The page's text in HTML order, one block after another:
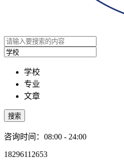
学校
专业
文章
搜索
咨询时间：08:00 - 24:00
18296112653